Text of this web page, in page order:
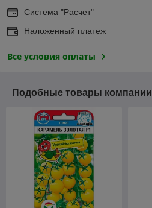
Система "Расчет"
Наложенный платеж
Все условия оплаты
Подобные товары компании